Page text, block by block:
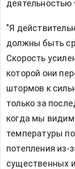
деятельностью
"Я
должны быть
Скорость
которой они
штормов к
только за
когда мы
температуры
потепления из-
существенных